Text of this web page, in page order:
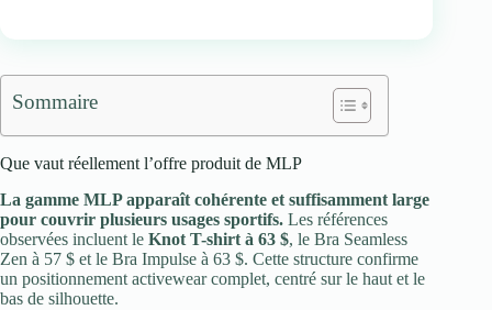
Sommaire
Que vaut réellement l’offre produit de MLP
La gamme MLP apparaît cohérente et suffisamment large
pour couvrir plusieurs usages sportifs. Les références
observées incluent le Knot T-shirt à 63 $, le Bra Seamless
Zen à 57 $ et le Bra Impulse à 63 $. Cette structure confirme
un positionnement activewear complet, centré sur le haut et le
bas de silhouette.